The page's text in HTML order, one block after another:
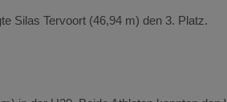
Silas Tervoort (46,94 m) den 3. Platz.